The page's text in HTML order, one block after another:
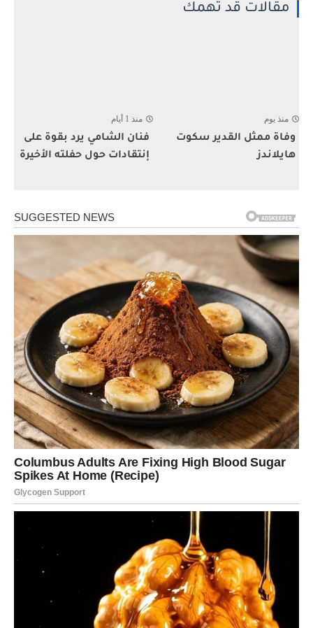
مقالات قد تهمك
منذ يوم
وفاة ممثل القدير سكوت
هايلاندز
منذ 1 أيام
فنان الشامي يرد بقوة على
إنتقادات حول حفلته الأخيرة